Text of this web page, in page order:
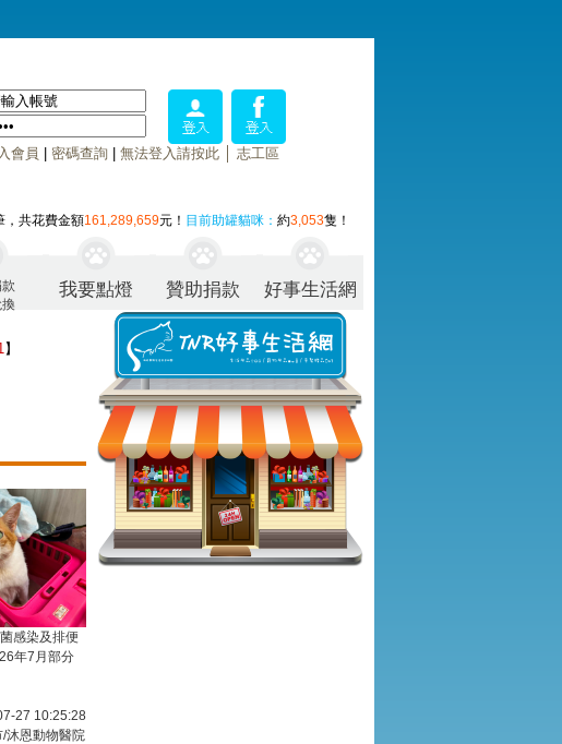
會員 密碼查詢| 無法登入請按此│ 志工區
，共花費金額161,289,659元！ 目前助罐貓咪： 約3,053隻！
我要點燈 贊助捐款 好事生活網
】
感染及排便
年7月部分
27 10:25:28
沐恩動物醫院